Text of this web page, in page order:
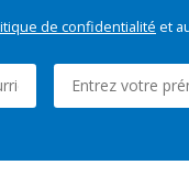
de confidentialité et